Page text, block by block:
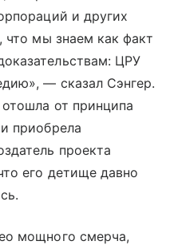
и других
что мы знаем как факт
ЦРУ
— сказал Сэнгер.
от принципа
приобрела
проекта
его детище давно
мощного смерча,